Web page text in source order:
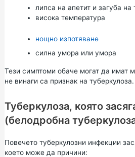
липса на апетит и загуба на
висока температура
нощно изпотяване
силна умора или умора
Тези симптоми обаче могат да имат
не винаги са признак на туберкулоза.
Туберкулоза, която
(белодробна
Повечето туберкулозни инфекции
което може да причини: